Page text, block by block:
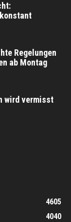
Regelungen
ab Montag
wird vermisst
4605
4040